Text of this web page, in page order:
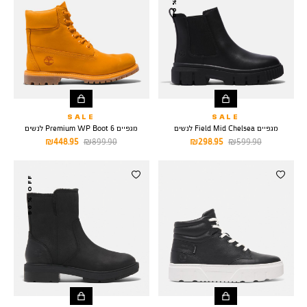
SALE
מגפיים Field Mid Chelsea לנשים
מחיר
298.95 ₪
מחיר
599.90 ₪
SALE
מגפיים 6 Premium WP Boot לנשים
מחיר
448.95 ₪
מחיר
899.90 ₪
50% OFF